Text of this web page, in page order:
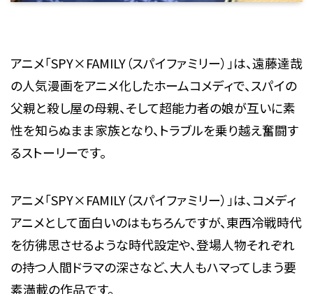
アニメ「SPY×FAMILY（スパイファミリー）」は、遠藤達哉
の人気漫画をアニメ化したホームコメディで、スパイの
父親と殺し屋の母親、そして超能力者の娘が互いに素
性を知らぬまま家族となり、トラブルを乗り越え奮闘す
るストーリーです。
アニメ「SPY×FAMILY（スパイファミリー）」は、コメディ
アニメとして面白いのはもちろんですが、東西冷戦時代
を彷彿思させるような時代設定や、登場人物それぞれ
の持つ人間ドラマの深さなど、大人もハマってしまう要
素満載の作品です。